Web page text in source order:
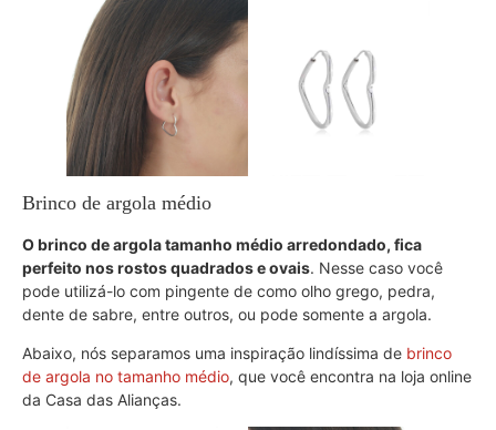
Brinco de argola médio
O brinco de argola tamanho médio arredondado, fica
perfeito nos rostos quadrados e ovais. Nesse caso você
pode utilizá-lo com pingente de como olho grego, pedra,
dente de sabre, entre outros, ou pode somente a argola.
Abaixo, nós separamos uma inspiração lindíssima de brinco
de argola no tamanho médio, que você encontra na loja online
da Casa das Alianças.